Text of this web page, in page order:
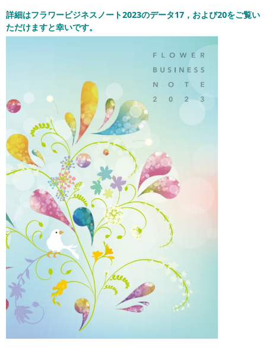
詳細はフラワービジネスノート2023のデータ17，および20をご覧い
ただけますと幸いです。